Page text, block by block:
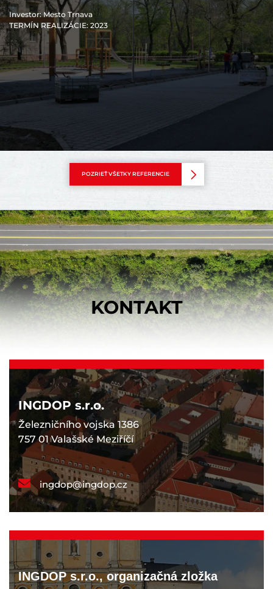
Investor: Mesto Trnava
TERMÍN REALIZÁCIE: 2023
POZRIEŤ VŠETKY REFERENCIE
KONTAKT
INGDOP s.r.o.
Železničního vojska 1386
757 01 Valašské Meziříčí
ingdop@ingdop.cz
INGDOP s.r.o., organizačná zložka